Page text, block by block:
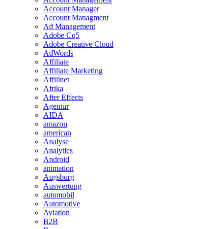
Account Manager
Account Managment
Ad Management
Adobe Cq5
Adobe Creative Cloud
AdWords
Affiliate
Affiliate Marketing
Affilinet
Afrika
After Effects
Agentur
AIDA
amazon
american
Analyse
Analytics
Android
animation
Augsburg
Auswertung
automobil
Automotive
Aviation
B2B